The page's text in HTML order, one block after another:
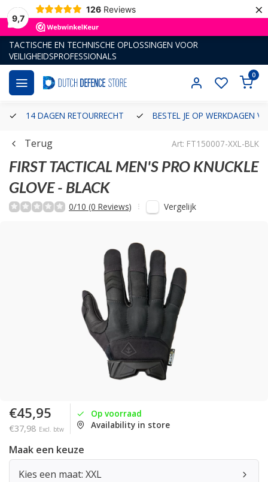
9,7
126 Reviews ×
TACTISCHE EN TECHNISCHE OPLOSSINGEN VOOR
VEILIGHEIDSPROFESSIONALS
0
14 DAGEN RETOURRECHT BESTEL JE OP WERKDAGEN
Terug Art: FT150007-XXL-BLK
FIRST TACTICAL MEN'S PRO KNUCKLE
GLOVE - BLACK
0/10 (0 Reviews) Vergelijk
€45,95
€37,98 Excl. btw
Op voorraad
Availability in store
Maak een keuze
Kies een maat: XXL